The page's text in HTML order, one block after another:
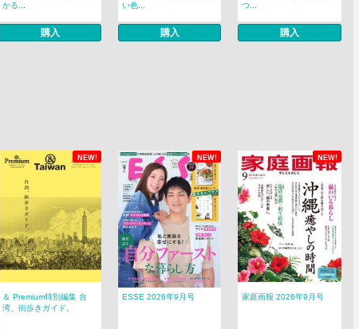
かる...
購入
い色...
購入
つ...
購入
NEW! NEW! NEW!
＆ Premium特別編集 台
湾、街歩きガイド。
ESSE 2026年9月号 家庭画報 2026年9月号